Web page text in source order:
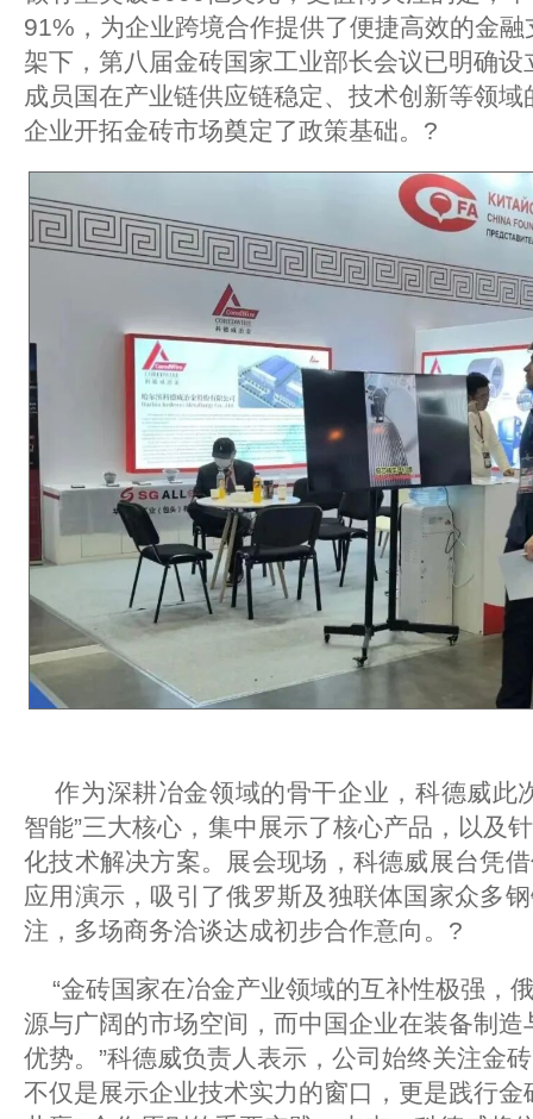
91%，为企业跨境合作提供了便捷高效的金
架下，第八届金砖国家工业部长会议已明确
成员国在产业链供应链稳定、技术创新等领
企业开拓金砖市场奠定了政策基础。?
作为深耕冶金领域的骨干企业，科德威此
智能”三大核心，集中展示了核心产品，以及
化技术解决方案。展会现场，科德威展台凭
应用演示，吸引了俄罗斯及独联体国家众多
注，多场商务洽谈达成初步合作意向。?
“金砖国家在冶金产业领域的互补性极强，
源与广阔的市场空间，而中国企业在装备制
优势。”科德威负责人表示，公司始终关注金
不仅是展示企业技术实力的窗口，更是践行金